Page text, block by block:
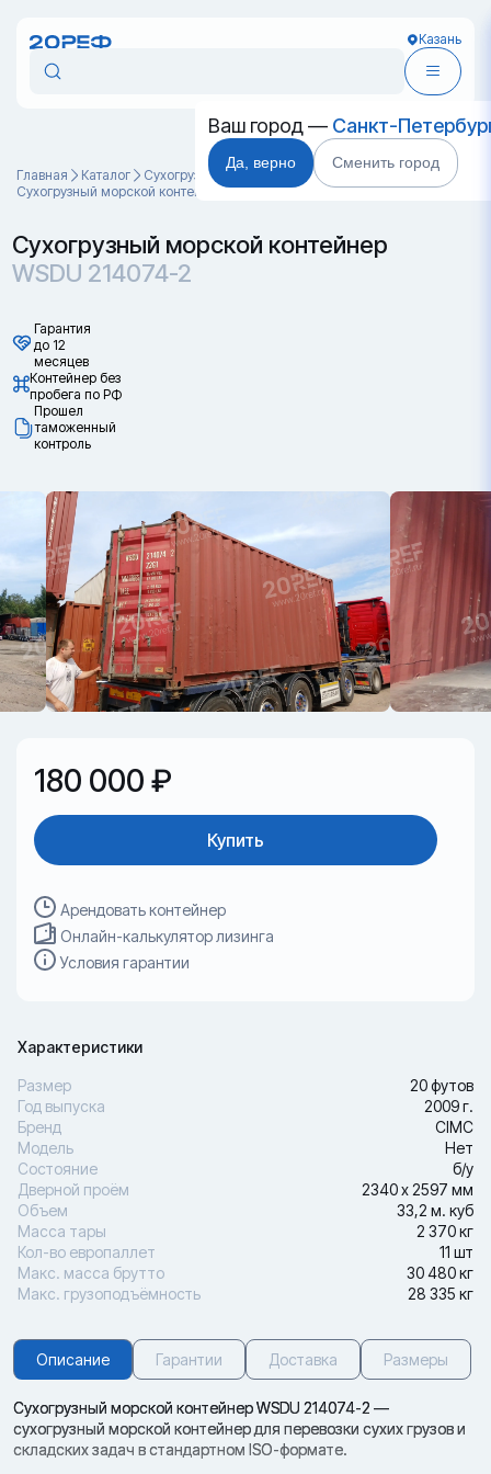
Казань
Ваш город — Санкт-
Да, верно Сменить город
Главная Каталог
Cухогрузные морские контейнеры
Сухогрузный морской контейнер WSDU 214074-2
Сухогрузный морской контейнер
WSDU 214074-2
Гарантия
до 12
месяцев
Контейнер без
пробега по РФ
Прошел
таможенный
контроль
180 000 ₽
Купить
Арендовать контейнер
Онлайн-калькулятор лизинга
Условия гарантии
Характеристики
Размер
20 футов
Год выпуска
2009 г.
Бренд
CIMC
Модель
Нет
Состояние
б/у
Дверной проём
2340 х 2597 мм
Объем
33,2 м. куб
Масса тары
2 370 кг
Кол-во европаллет
11 шт
Макс. масса брутто
30 480 кг
Макс. грузоподъёмность
28 335 кг
Описание Гарантии Доставка Размеры
Сухогрузный морской контейнер WSDU 214074-2 —
сухогрузный морской контейнер для перевозки сухих грузов и
складских задач в стандартном ISO-формате.